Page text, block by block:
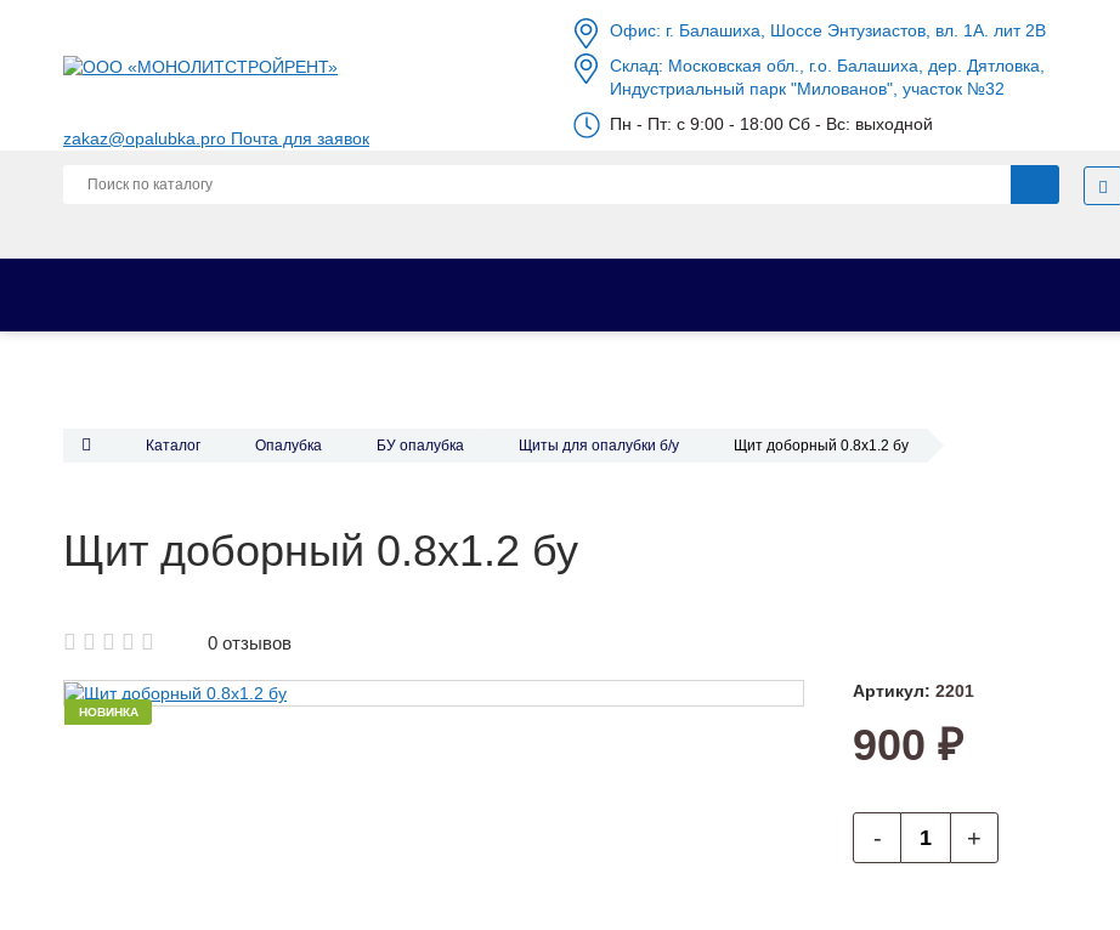
zakaz@opalubka.pro Почта для заявок
Офис: г. Балашиха, Шоссе Энтузиастов, вл. 1А. лит 2В
Склад: Московская обл., г.о. Балашиха, дер. Дятловка,
Индустриальный парк "Милованов", участок №32
Пн - Пт: c 9:00 - 18:00 Сб - Вс: выходной
Аренда опалубки перекрытий
Аренда опалубки колонн
Аренда опалубки Б/У
Каталог Опалубка БУ опалубка Щиты для опалубки б/у Щит доборный 0.8x1.2 бу
Щит доборный 0.8x1.2 бу
0 отзывов
НОВИНКА
Артикул: 2201
900 ₽
- +